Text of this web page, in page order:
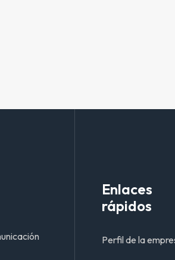
Enlaces
rápidos
Perfil de la